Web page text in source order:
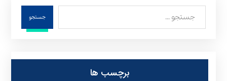
جستجو
برچسب ها